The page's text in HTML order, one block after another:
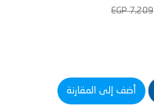
7,209 EGP
أضف إلى المقارنة